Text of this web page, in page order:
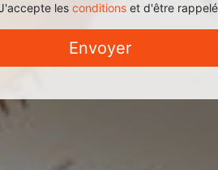
les conditionset d'être rappelé
Envoyer